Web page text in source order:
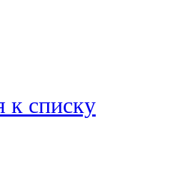
к списку